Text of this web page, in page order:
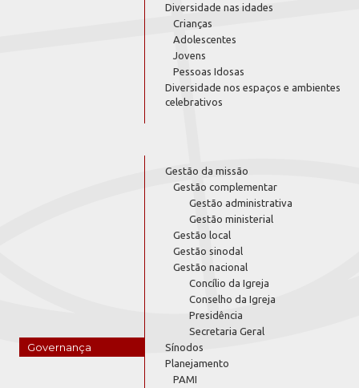
Diversidade nas idades
Crianças
Adolescentes
Jovens
Pessoas Idosas
Diversidade nos espaços e ambientes
celebrativos
Governança
Gestão da missão
Gestão complementar
Gestão administrativa
Gestão ministerial
Gestão local
Gestão sinodal
Gestão nacional
Concílio da Igreja
Conselho da Igreja
Presidência
Secretaria Geral
Sínodos
Planejamento
PAMI